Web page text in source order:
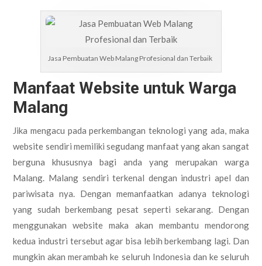
Jasa Pembuatan Web Malang Profesional dan Terbaik
Manfaat Website untuk Warga
Malang
Jika mengacu pada perkembangan teknologi yang ada, maka
website sendiri memiliki segudang manfaat yang akan sangat
berguna khususnya bagi anda yang merupakan warga
Malang. Malang sendiri terkenal dengan industri apel dan
pariwisata nya. Dengan memanfaatkan adanya teknologi
yang sudah berkembang pesat seperti sekarang. Dengan
menggunakan website maka akan membantu mendorong
kedua industri tersebut agar bisa lebih berkembang lagi. Dan
mungkin akan merambah ke seluruh Indonesia dan ke seluruh